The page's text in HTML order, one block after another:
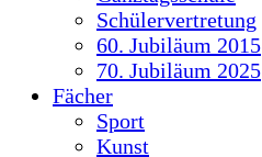
Schülervertretung
60. Jubiläum 2015
70. Jubiläum 2025
Fächer
Sport
Kunst